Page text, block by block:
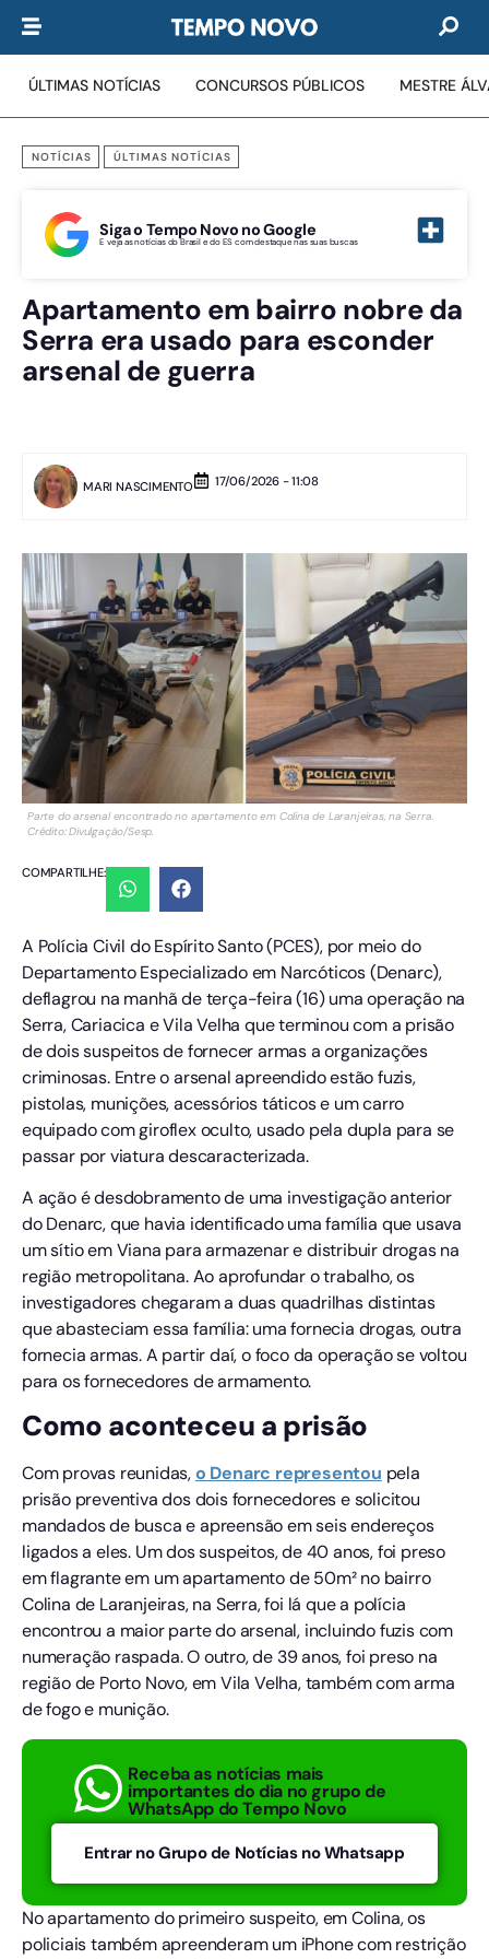
ÚLTIMAS NOTÍCIAS CONCURSOS PÚBLICOS MESTRE
NOTÍCIAS ÚLTIMAS NOTÍCIAS
Siga o Tempo Novo no Google
E veja as notícias do Brasil e do ES com destaque nas suas buscas
Apartamento em bairro nobre da
Serra era usado para esconder
arsenal de guerra
MARI NASCIMENTO 17/06/2026 - 11:08
Parte do arsenal encontrado no apartamento em Colina de Laranjeiras, na Serra.
Crédito: Divulgação/Sesp.
COMPARTILHE:
A Polícia Civil do Espírito Santo (PCES), por meio do
Departamento Especializado em Narcóticos (Denarc),
deflagrou na manhã de terça-feira (16) uma operação na
Serra, Cariacica e Vila Velha que terminou com a prisão
de dois suspeitos de fornecer armas a organizações
criminosas. Entre o arsenal apreendido estão fuzis,
pistolas, munições, acessórios táticos e um carro
equipado com giroflex oculto, usado pela dupla para se
passar por viatura descaracterizada.
A ação é desdobramento de uma investigação anterior
do Denarc, que havia identificado uma família que usava
um sítio em Viana para armazenar e distribuir drogas na
região metropolitana. Ao aprofundar o trabalho, os
investigadores chegaram a duas quadrilhas distintas
que abasteciam essa família: uma fornecia drogas, outra
fornecia armas. A partir daí, o foco da operação se voltou
para os fornecedores de armamento.
Como aconteceu a prisão
Com provas reunidas,o Denarc representou pela
prisão preventiva dos dois fornecedores e solicitou
mandados de busca e apreensão em seis endereços
ligados a eles. Um dos suspeitos, de 40 anos, foi preso
em flagrante em um apartamento de 50m² no bairro
Colina de Laranjeiras, na Serra, foi lá que a polícia
encontrou a maior parte do arsenal, incluindo fuzis com
numeração raspada. O outro, de 39 anos, foi preso na
região de Porto Novo, em Vila Velha, também com arma
de fogo e munição.
Receba as notícias mais
importantes do dia no grupo de
WhatsApp do Tempo Novo
Entrar no Grupo de Notícias no Whatsapp
No apartamento do primeiro suspeito, em Colina, os
policiais também apreenderam um iPhone com restrição